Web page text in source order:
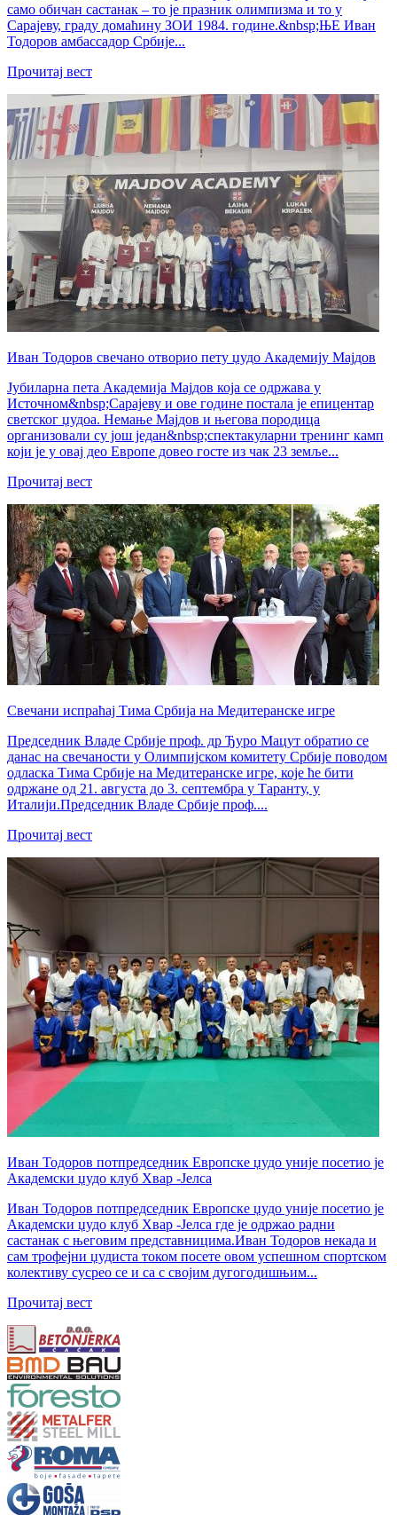
само обичан састанак – то је празник олимпизма и то у
Сарајеву, граду домаћину ЗОИ 1984. године.&nbsp;ЊЕ Иван
Тодоров амбассадор Србије...
Прочитај вест
Иван Тодоров свечано отворио пету џудо Академију Мајдов
Јубиларна пета Академија Мајдов која се одржава у
Источном&nbsp;Сарајеву и ове године постала је епицентар
светског џудоа. Немање Мајдов и његова породица
организовали су још један&nbsp;спектакуларни тренинг камп
који је у овај део Европе довео госте из чак 23 земље...
Прочитај вест
Свечани испраћај Тима Србија на Медитеранске игре
Председник Владе Србије проф. др Ђуро Мацут обратио се
данас на свечаности у Олимпијском комитету Србије поводом
одласка Тима Србије на Медитеранске игре, које ће бити
одржане од 21. августа до 3. септембра у Таранту, у
Италији.Председник Владе Србије проф....
Прочитај вест
Иван Тодоров потпредседник Европске џудо уније посетио је
Академски џудо клуб Хвар -Јелса
Иван Тодоров потпредседник Европске џудо уније посетио је
Академски џудо клуб Хвар -Јелса где је одржао радни
састанак с његовим представницима.Иван Тодоров некада и
сам трофејни џудиста током посете овом успешном спортском
колективу сусрео се и са с својим дугогодишњим...
Прочитај вест